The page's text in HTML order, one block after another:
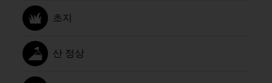
초지
산 정상